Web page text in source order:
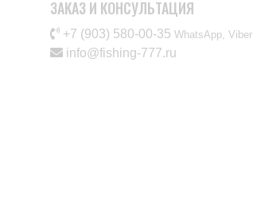
ЗАКАЗ И КОНСУЛЬТАЦИЯ
+7 (903) 580-00-35‬ WhatsApp, Viber
info@fishing-777.ru